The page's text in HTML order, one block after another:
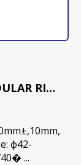
MEJA MODULAR RIONE TRIANGEL SHAPED
ф42-
...